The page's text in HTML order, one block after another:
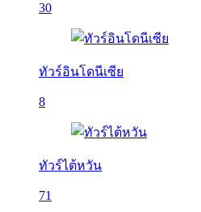
30
ทัวร์อินโดนีเซีย
8
ทัวร์ไต้หวัน
71